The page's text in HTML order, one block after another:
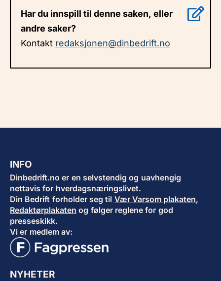
Har du innspill til denne saken, eller
andre saker?
Kontakt redaksjonen@dinbedrift.no
INFO
Dinbedrift.no er en selvstendig og uavhengig
nettavis for hverdagsnæringslivet.
Din Bedrift forholder seg til Vær Varsom plakaten,
Redaktørplakaten og følger reglene for god
presseskikk.
Vi er medlem av:
NYHETER